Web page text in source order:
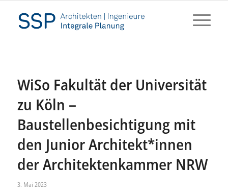
WiSo Fakultät der Universität
zu Köln –
Baustellenbesichtigung mit
den Junior Architekt*innen
der Architektenkammer NRW
3. Mai 2023